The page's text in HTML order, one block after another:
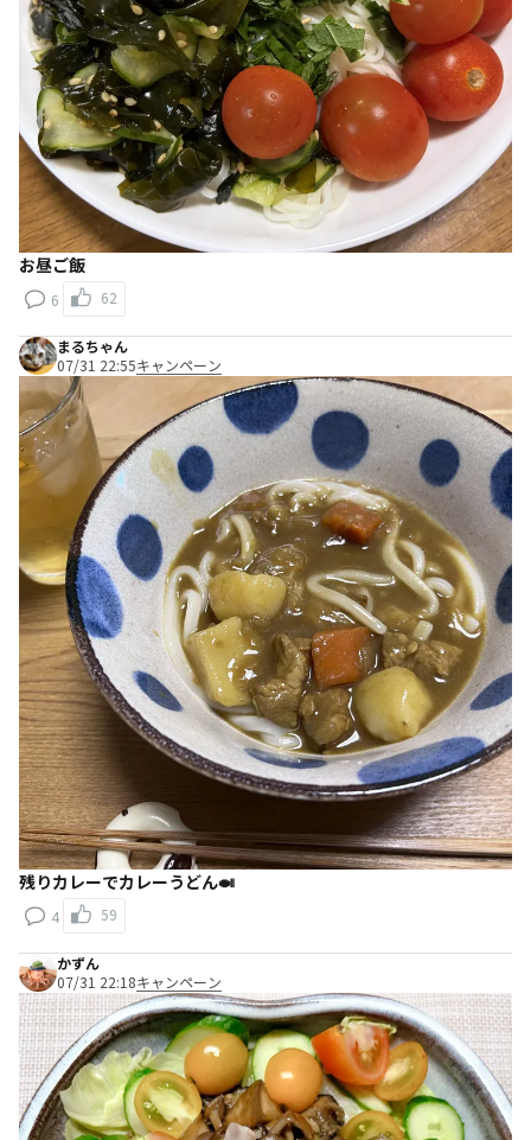
お昼ご飯
6 62
まるちゃん
07/31 22:55キャンペーン
残りカレーでカレーうどん🍛
4 59
かずん
07/31 22:18キャンペーン